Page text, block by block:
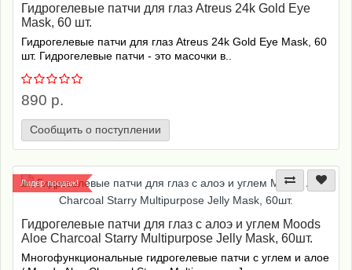
Гидрогелевые патчи для глаз Atreus 24k Gold Eye
Mask, 60 шт.
Гидрогелевые патчи для глаз Atreus 24k Gold Eye Mask, 60
шт. Гидрогелевые патчи - это масочки в..
890 р.
Сообщить о поступлении
Лидер продаж!
Гидрогелевые патчи для глаз с алоэ и углем Moods
Aloe Charcoal Starry Multipurpose Jelly Mask, 60шт.
Многофункциональные гидрогелевые патчи с углем и алое